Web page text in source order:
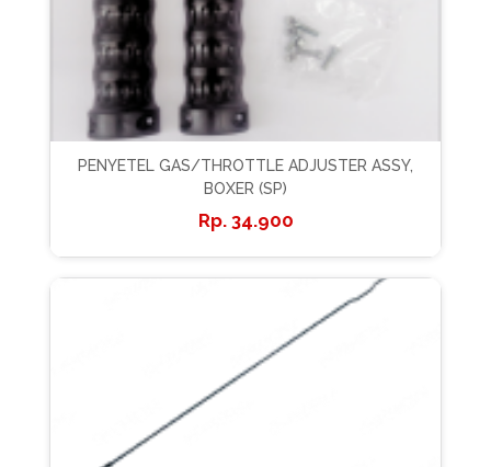
PENYETEL GAS/THROTTLE ADJUSTER ASSY,
BOXER (SP)
34.900